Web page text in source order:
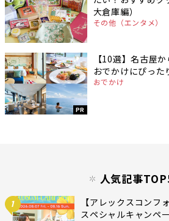
大倉庫編）
その他（エンタメ）
PR
【10選】名古屋
おでかけにぴった
おでかけ
人気記事
1
【アレックスコン
スペシャルキャンペ